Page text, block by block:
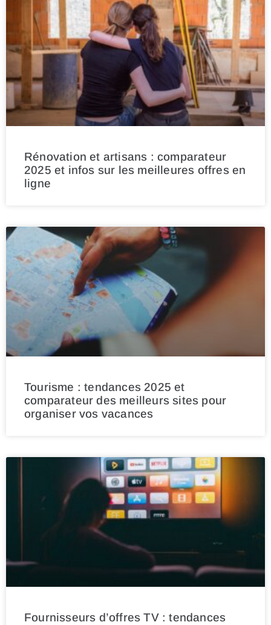
Rénovation et artisans : comparateur
2025 et infos sur les meilleures offres en
ligne
Tourisme : tendances 2025 et
comparateur des meilleurs sites pour
organiser vos vacances
Fournisseurs d’offres TV : tendances